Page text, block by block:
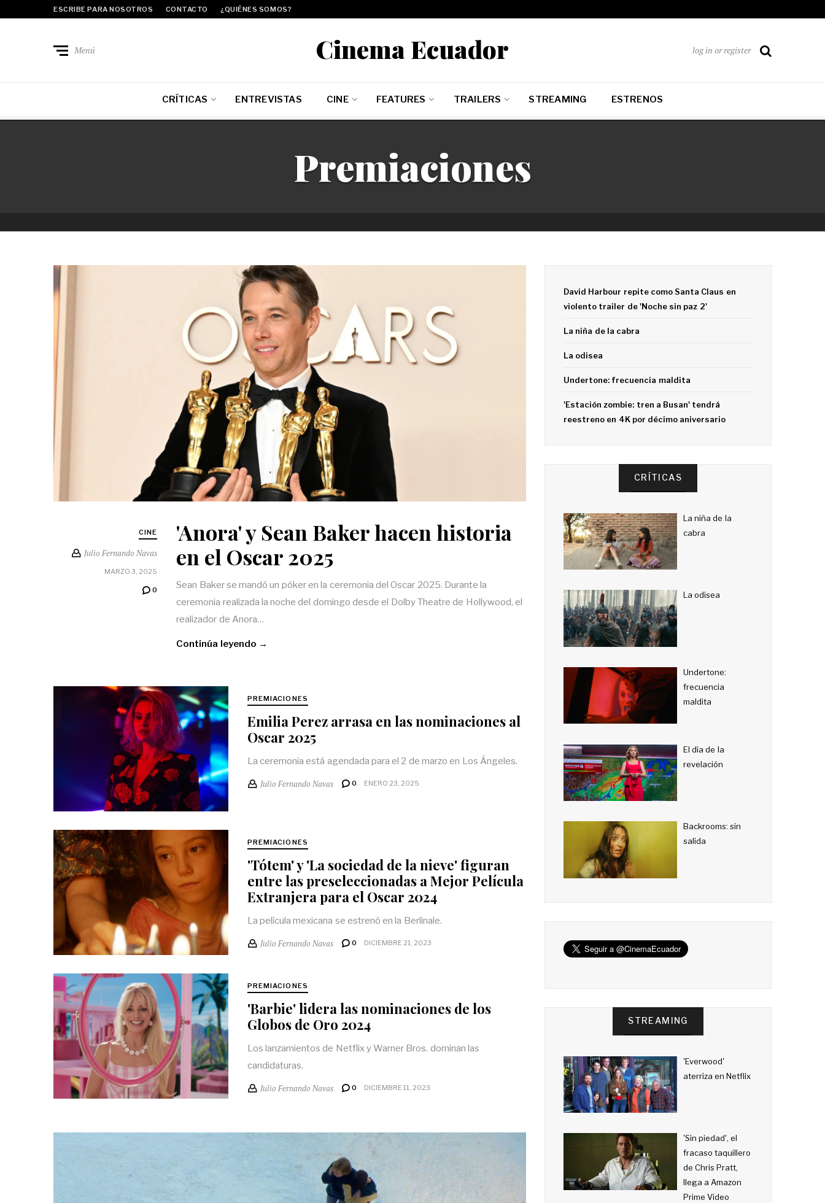
ESCRIBE PARA NOSOTROS CONTACTO ¿QUIÉNES SOMOS?
Cinema Ecuador
Menú log in or register
CRÍTICAS ENTREVISTAS CINE FEATURES TRAILERS STREAMING ESTRENOS
Premiaciones
CINE
Julio Fernando Navas
MARZO 3, 2025
0
'Anora' y Sean Baker hacen historia
en el Oscar 2025
Sean Baker se mandó un póker en la ceremonia del Oscar 2025. Durante la
ceremonia realizada la noche del domingo desde el Dolby Theatre de Hollywood, el
realizador de Anora…
Continúa leyendo →
PREMIACIONES
Emilia Perez arrasa en las nominaciones al
Oscar 2025
La ceremonia está agendada para el 2 de marzo en Los Ángeles.
Julio Fernando Navas 0 ENERO 23, 2025
PREMIACIONES
'Tótem' y 'La sociedad de la nieve' figuran
entre las preseleccionadas a Mejor Película
Extranjera para el Oscar 2024
La película mexicana se estrenó en la Berlinale.
Julio Fernando Navas 0 DICIEMBRE 21, 2023
PREMIACIONES
'Barbie' lidera las nominaciones de los
Globos de Oro 2024
Los lanzamientos de Netflix y Warner Bros. dominan las
candidaturas.
Julio Fernando Navas 0 DICIEMBRE 11, 2023
David Harbour repite como Santa Claus en
violento trailer de 'Noche sin paz 2'
La niña de la cabra
La odisea
Undertone: frecuencia maldita
'Estación zombie: tren a Busan' tendrá
reestreno en 4K por décimo aniversario
CRÍTICAS
La niña de la
cabra
La odisea
Undertone:
frecuencia
maldita
El día de la
revelación
Backrooms: sin
salida
STREAMING
'Everwood'
aterriza en Netflix
'Sin piedad', el
fracaso taquillero
de Chris Pratt,
llega a Amazon
Prime Video